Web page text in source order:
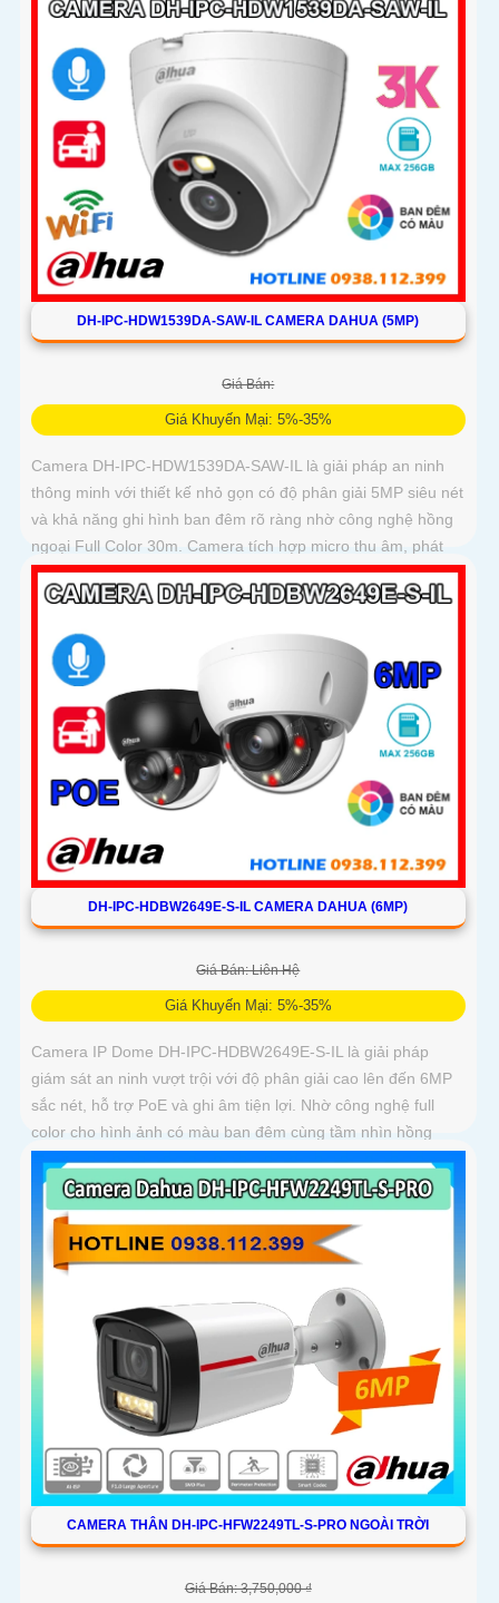
DH-IPC-HDW1539DA-SAW-IL CAMERA DAHUA (5MP)
Giá Bán:
Giá Khuyến Mại: 5%-35%
Camera DH-IPC-HDW1539DA-SAW-IL là giải pháp an ninh
thông minh với thiết kế nhỏ gọn có độ phân giải 5MP siêu nét
và khả năng ghi hình ban đêm rõ ràng nhờ công nghệ hồng
ngoại Full Color 30m. Camera tích hợp micro thu âm, phát
hiện chính xác người và phương tiện, hỗ trợ thẻ nhớ lên đến
256GB, đảm bảo ghi hình liên tục và hiệu quả
DH-IPC-HDBW2649E-S-IL CAMERA DAHUA (6MP)
Giá Bán: Liên Hệ
Giá Khuyến Mại: 5%-35%
Camera IP Dome DH-IPC-HDBW2649E-S-IL là giải pháp
giám sát an ninh vượt trội với độ phân giải cao lên đến 6MP
sắc nét, hỗ trợ PoE và ghi âm tiện lợi. Nhờ công nghệ full
color cho hình ảnh có màu ban đêm cùng tầm nhìn hồng
ngoại lên đến 30m
CAMERA THÂN DH-IPC-HFW2249TL-S-PRO NGOÀI TRỜI
Giá Bán: 3,750,000 ₫